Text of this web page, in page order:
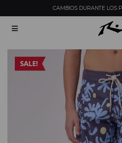
CAMBIOS DURANTE LOS
